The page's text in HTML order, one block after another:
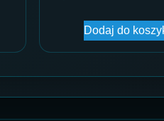
Dodaj do